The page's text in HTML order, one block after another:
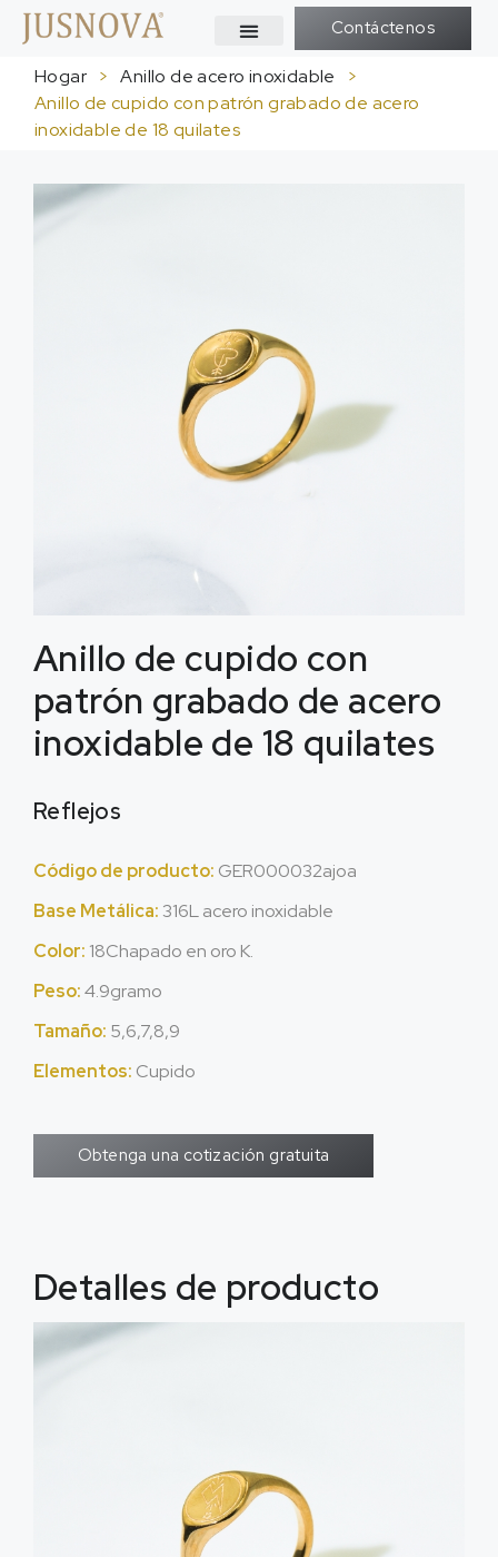
Contáctenos
Hogar > Anillo de acero inoxidable
>
Anillo de cupido con patrón grabado de acero
inoxidable de 18 quilates
Anillo de cupido con
patrón grabado de acero
inoxidable de 18 quilates
Reflejos
Código de producto: GER000032ajoa
Base Metálica: 316L acero inoxidable
Color: 18Chapado en oro K.
Peso:4.9gramo
Tamaño: 5,6,7,8,9
Elementos: Cupido
Obtenga una cotización gratuita
Detalles de producto